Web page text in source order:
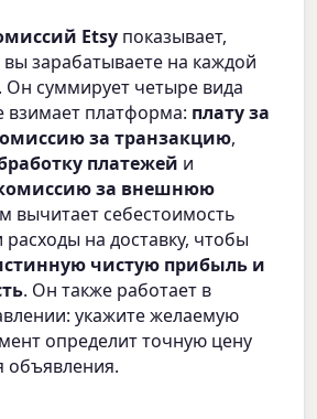
Etsy показывает,
зарабатываете на каждой
Он суммирует четыре вида
взимает платформа: плату за
за транзакцию,
платежей и
за внешнюю
вычитает себестоимость
на доставку, чтобы
чистую прибыль и
. Он также работает в
укажите желаемую
определит точную цену
объявления.